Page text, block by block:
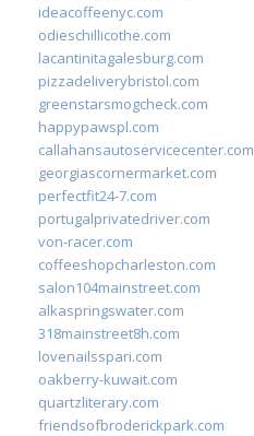
ideacoffeenyc.com
odieschillicothe.com
lacantinitagalesburg.com
pizzadeliverybristol.com
greenstarsmogcheck.com
happypawspl.com
callahansautoservicecenter.com
georgiascornermarket.com
perfectfit24-7.com
portugalprivatedriver.com
von-racer.com
coffeeshopcharleston.com
salon104mainstreet.com
alkaspringswater.com
318mainstreet8h.com
lovenailsspari.com
oakberry-kuwait.com
quartzliterary.com
friendsofbroderickpark.com